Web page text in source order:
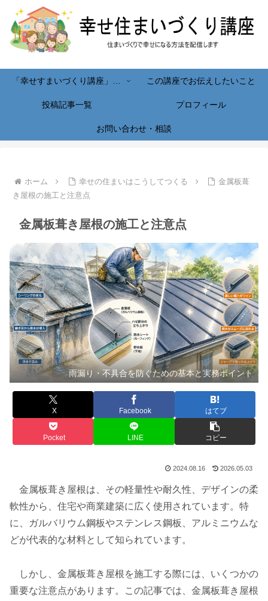
この講座でお伝えしたいこと
投稿記事一覧 プロフィール
お問い合わせ・相談
ホーム 幸せの住まいはこうしてつくる
金属板葺
き屋根の施工と注意点
金属板葺き屋根の施工と注意点
雨漏り・不具合を防ぐための基本と実務ポイント
X Facebook はてブ
Pocket LINE コピー
2024.08.16 2026.05.03
金属板葺き屋根は、その軽量性や耐久性、デザインの柔
軟性から、住宅や商業建築に広く使用されています。特
に、ガルバリウム鋼板やステンレス鋼板、アルミニウムな
どが代表的な材料として知られています。
しかし、金属板葺き屋根を施工する際には、いくつかの
重要な注意点があります。この記事では、金属板葺き屋根